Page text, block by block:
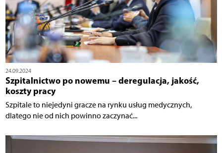
24.09.2024
Szpitalnictwo po nowemu – deregulacja, jakość,
koszty pracy
Szpitale to niejedyni gracze na rynku usług medycznych,
dlatego nie od nich powinno zaczynać...